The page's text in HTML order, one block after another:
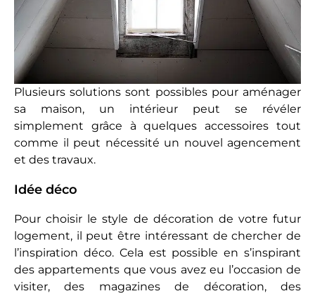
Plusieurs solutions sont possibles pour aménager
sa maison, un intérieur peut se révéler
simplement grâce à quelques accessoires tout
comme il peut nécessité un nouvel agencement
et des travaux.
Idée déco
Pour choisir le style de décoration de votre futur
logement, il peut être intéressant de chercher de
l’inspiration déco. Cela est possible en s’inspirant
des appartements que vous avez eu l’occasion de
visiter, des magazines de décoration, des